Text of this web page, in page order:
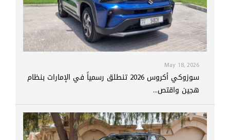
May 18, 2026
سوزوكي أكروس 2026 تنطلق رسمياً في الإمارات بنظام
هجين واقتص...